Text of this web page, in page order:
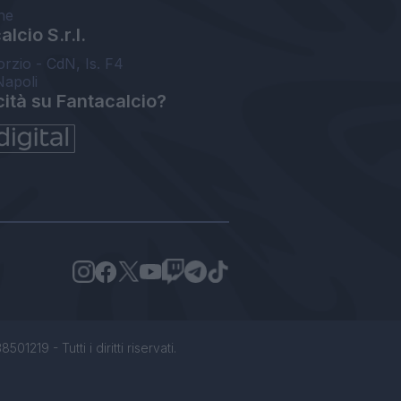
S.r.l.
- CdN, Is. F4
su Fantacalcio?
- Tutti i diritti riservati.